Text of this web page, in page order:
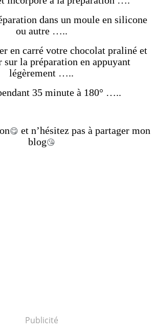
dans un moule en silicone
ou autre …..
en carré votre chocolat praliné et
sur la préparation en appuyant
légèrement …..
35 minute à 180° …..
😋 et n’hésitez pas à partager mon
blog😘
Publicité